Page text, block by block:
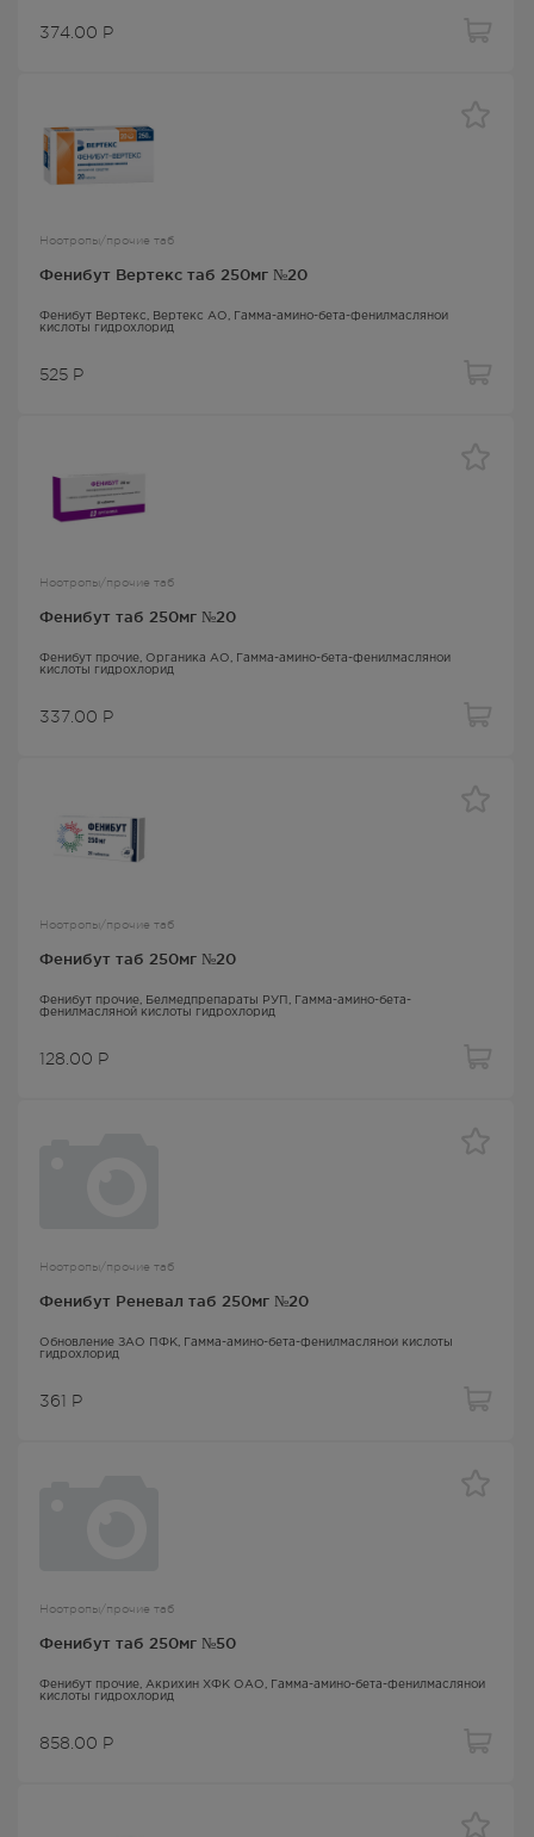
374.00 Р
Ноотропы/прочие таб
Фенибут Вертекс таб 250мг №20
Фенибут Вертекс , Вертекс АО,
Гамма-амино-бета-фенилмасляной
кислоты гидрохлорид
525 Р
Ноотропы/прочие таб
Фенибут таб 250мг №20
Фенибут прочие, Органика АО,
Гамма-амино-бета-фенилмасляной
кислоты гидрохлорид
337.00 Р
Ноотропы/прочие таб
Фенибут таб 250мг №20
Фенибут прочие, Белмедпрепараты РУП,
Гамма-амино-бета-
фенилмасляной кислоты гидрохлорид
128.00 Р
Ноотропы/прочие таб
Фенибут Реневал таб 250мг №20
Обновление ЗАО ПФК,
Гамма-амино-бета-фенилмасляной кислоты
гидрохлорид
361 Р
Ноотропы/прочие таб
Фенибут таб 250мг №50
Фенибут прочие, Акрихин ХФК ОАО,
Гамма-амино-бета-фенилмасляной
кислоты гидрохлорид
858.00 Р